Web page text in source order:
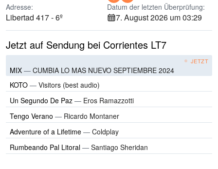
Adresse:
Libertad 417 - 6º
Datum der letzten Überprüfung:
7. August 2026 um 03:29
Jetzt auf Sendung bei Corrientes LT7
JETZT
MIX — CUMBIA LO MAS NUEVO SEPTIEMBRE 2024
KOTO — Visitors (best audio)
Un Segundo De Paz — Eros Ramazzotti
Tengo Verano — Ricardo Montaner
Adventure of a Lifetime — Coldplay
Rumbeando Pal Litoral — Santiago Sheridan